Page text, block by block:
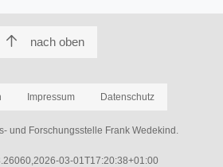
nach oben
Impressum Datenschutz
und Forschungsstelle Frank Wedekind.
03-01T17:20:38+01:00